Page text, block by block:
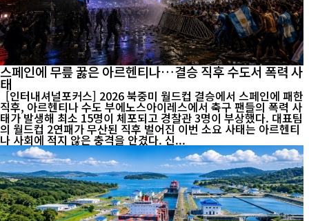
스페인에 무릎 꿇은 아르헨티나…결승 직후 수도서 폭력 사
태
[인터내셔널포커스] 2026 북중미 월드컵 결승에서 스페인에 패한
직후, 아르헨티나 수도 부에노스아이레스에서 축구 팬들의 폭력 사
태가 발생해 최소 15명이 체포되고 경찰관 3명이 부상했다. 대표팀
의 월드컵 2연패가 무산된 직후 벌어진 이번 소요 사태는 아르헨티
나 사회에 적지 않은 충격을 안겼다. 신...